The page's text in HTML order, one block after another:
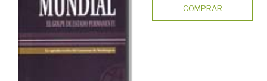
COMPRAR